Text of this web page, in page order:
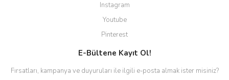
Instagram
Youtube
Pinterest
E-Bültene Kayıt Ol!
Fırsatları, kampanya ve duyuruları ile ilgili e-posta almak ister misiniz?